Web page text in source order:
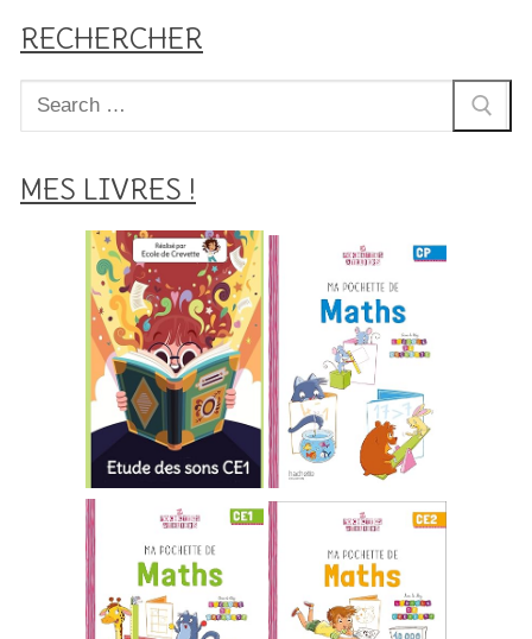
RECHERCHER
Rechercher
:
MES LIVRES !